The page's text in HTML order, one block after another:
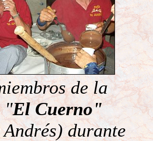
de la
"El Cuerno"
Andrés) durante